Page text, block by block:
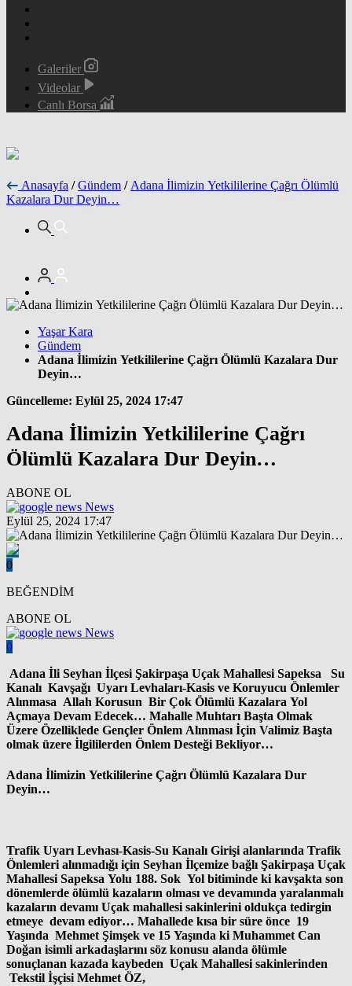
Galeriler
Videolar
Canlı Borsa
Anasayfa / Gündem / Adana İlimizin Yetkililerine Çağrı Ölümlü
Kazalara Dur Deyin…
Yaşar Kara
Gündem
Adana İlimizin Yetkililerine Çağrı Ölümlü Kazalara Dur
Deyin…
Güncelleme: Eylül 25, 2024 17:47
Adana İlimizin Yetkililerine Çağrı
Ölümlü Kazalara Dur Deyin…
ABONE OL
News
Eylül 25, 2024 17:47
0
BEĞENDİM
ABONE OL
News
0
Adana İli Seyhan İlçesi Şakirpaşa Uçak Mahallesi Sapeksa Su
Kanalı Kavşağı Uyarı Levhaları-Kasis ve Koruyucu Önlemler
Alınmasa Allah Korusun Bir Çok Ölümlü Kazalara Yol
Açmaya Devam Edecek… Mahalle Muhtarı Başta Olmak
Üzere Özelliklede Gençler Önlem Alınması İçin Valimiz Başta
olmak üzere İlgililerden Önlem Desteği Bekliyor…
Adana İlimizin Yetkililerine Çağrı Ölümlü Kazalara Dur
Deyin…
Trafik Uyarı Levhası-Kasis-Su Kanalı Girişi alanlarında Trafik
Önlemleri alınmadığı için Seyhan İlçemize bağlı Şakirpaşa Uçak
Mahallesi Sapeksa Yolu 188. Sok Yol bitiminde ki kavşakta son
dönemlerde ölümlü kazaların olması ve devamında yaralanmalı
kazaların devamı Uçak mahallesi sakinlerini oldukça tedirgin
etmeye devam ediyor… Mahallede kısa bir süre önce 19
Yaşında Mehmet Şimşek ve 15 Yaşında ki Muhammet Can
Doğan isimli arkadaşlarını söz konusu alanda ölümle
sonuçlanan kazada kaybeden Uçak Mahallesi sakinlerinden
Tekstil İşçisi Mehmet ÖZ,